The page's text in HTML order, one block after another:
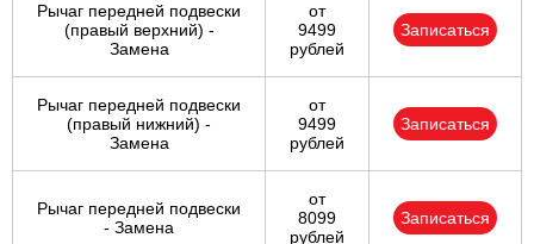
Рычаг передней подвески
(правый верхний) -
Замена
от
9499
рублей
Записаться
Рычаг передней подвески
(правый нижний) -
Замена
от
9499
рублей
Записаться
Рычаг передней подвески
- Замена
от
8099
рублей
Записаться